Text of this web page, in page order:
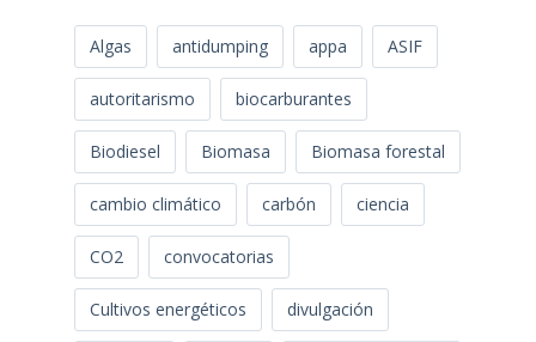
Algas antidumping appa ASIF
autoritarismo biocarburantes
Biodiesel Biomasa Biomasa forestal
cambio climático carbón ciencia
CO2 convocatorias
Cultivos energéticos divulgación